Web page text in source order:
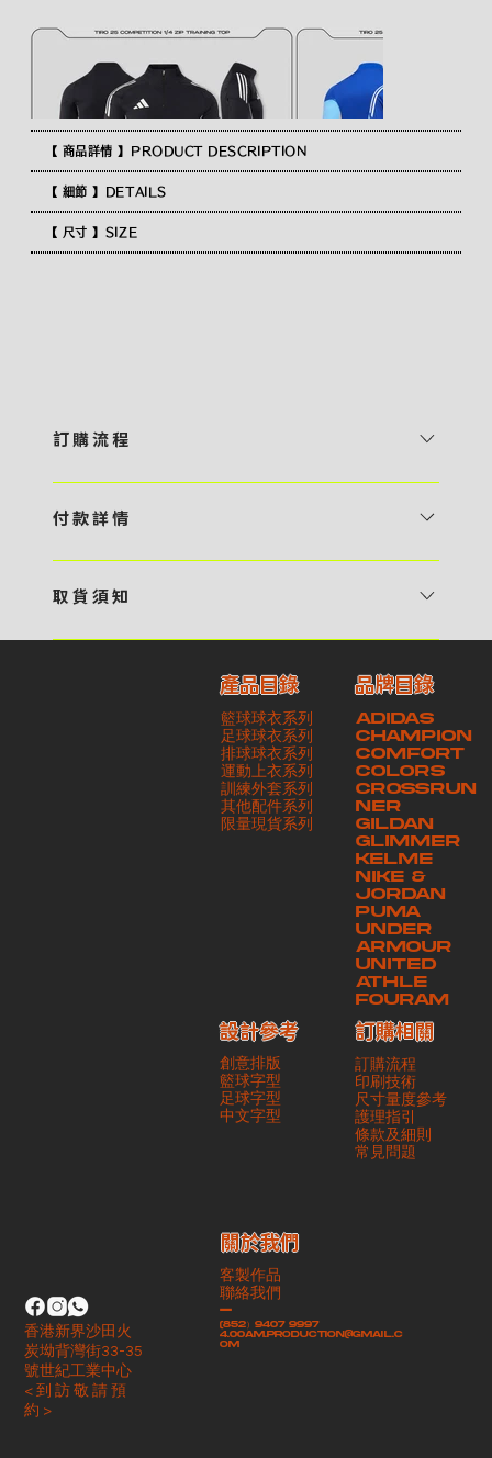
【 商品詳情 】PRODUCT DESCRIPTION
【 細節 】DETAILS
【 尺寸 】SIZE
訂 購 流 程
預 約 〉，參看官網上的商品目錄和作品照片去選擇心儀的款式，同時可
報價 貴客可透過電郵方式或 WhatsApp 平台提交定製資料，4AM 團
相關價目，貴客最終確認後將獲取正式完整單據，請安排繳付貨款訂金以
啟動貨品製作 4 / 商品印製 訂金核實後，4AM 團隊將隨即開始製作 5
/ 貨品提取 商品製作完成後，4AM 團隊將聯絡貴客安排貨款餘額及提取
貨品。貴客可選擇最適合的付款方式以及取貨安排
付 款 詳 情
・ Payme ・ 現金機入數 ・ 銀行櫃檯入數 ・ ATM自動櫃員機轉帳 ・
交易單據。如貴客欲更改電郵地址，請與 4AM 團隊聯絡 - 貴客的付款
記錄可透過電郵 或 WhatsApp平台（ 請註明訂單編號 ）交予4AM 團
隊核實有關款項 - 任何轉帳或換匯交易手續費等額外費用，一概不歸屬
本公司之責任 - 貴客請於收獲本公司正式訂購單據後 3 個工作天內安排
付款。如未能按期繳付所需款項，貴客須緻交因逾期所衍生之額外行政費
取 貨 須 知
請與4AM團隊職員聯絡預約取貨時間｜​ ・ GoGoVan ｜即日完成配送
服務｜運費由貴客現金支付司機｜ ・ 順豐速運 ｜貨件運送需要多於2－
3個工作天｜到付｜​ - 貴客請於貨品可取日起之 10 個工作天內安排提取
貨品，如逾期未取，本公司將不予保存相關貨品。有關貨款訂金將不予歸
還，貴客仍須負責貨款餘額 - 貴客請於收貨時小心核對貨品數量及檢查
貨品品質 - 基於 S.F. Express / GoGoVan 等託運商為第三方服務，
本公司將保證貨品安全到達第三方手中。如第三方在運送過程中引致任何
有關貨品之遺失、損毀、誤投或運送延誤，本公司一律不負責
產品目錄
籃球球衣系列
足球球衣系列
排球球衣系列
運動上衣系列
訓練外套系列
其他配件系列
​限量現貨系列
ADIDAS
CHAMPION
COMFORT
COLORS
CROSSRUN
NER
GILDAN
GLIMMER
KELME
NIKE &
JORDAN
PUMA
UNDER
ARMOUR
UNITED
ATHLE
FOURAM
品牌目錄
創意排版
籃球字型
足球字型
​中文字型
設計參考
訂購流程
印刷技術
尺寸量度參考
護理指引
條款及細則
​常見問題
訂購相關
客製作品
聯絡我們
-
(852）9407 9997
4.00am.production@gmail.c
om
​關於我們
香港新界沙田火
炭坳背灣街33-35
號世紀工業中心
< 到 訪 敬 請 預
約 >